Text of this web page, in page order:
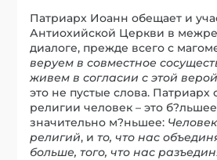
Патриарх Иоанн обещает и
Антиохийской Церкви в
диалоге, прежде всего с
веруем в совместное
живем в согласии с этой
это не пустые слова. Патриарх
религии человек – это
значительно м?ньшее:
религий, ито, что нас
больше, того, что нас